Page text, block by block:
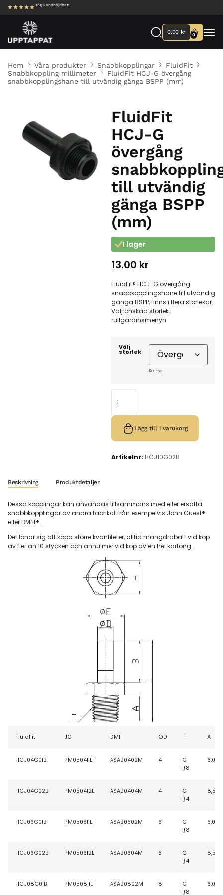
Hög kundnöjdhet!
0.00 kr 0
Hem Våra produkter Snabbkopplingar
FluidFit
Snabbkoppling millimeter
FluidFit HCJ-G övergång
snabbkopplingshane till utvändig gänga BSPP (mm)
FluidFit
HCJ-G
övergång
till utvändig
gänga BSPP
(mm)
I lager
13.00 kr
FluidFit® HCJ-G övergång
snabbkopplingshane till utvändig
gänga BSPP, finns i flera storlekar.
Välj önskad storlek i
rullgardinsmenyn.
Välj
storlek
Rensa
Lägg till i varukorg
Artikelnr: HCJ10G02B
Beskrivning Produktdetaljer
Dessa kopplingar kan användas tillsammans med eller ersätta
snabbkopplingar av andra fabrikat från exempelvis John Guest®
eller DMfit®.
Det lönar sig att köpa större kvantiteter, alltid mängdrabatt vid köp
av fler än 10 stycken och ännu mer vid köp av en hel kartong.
FluidFit JG DMF ØD T A
HCJ04G01B PM050411E ASAB0402M 4
G
1ƒ8
6,0
HCJ04G02B PM050412E ASAB0404M 4
G
1ƒ4
8,5
HCJ06G01B PM050611E ASAB0602M 6
G
1ƒ8
6,0
HCJ06G02B PM050612E ASAB0604M 6
G
1ƒ4
8,5
HCJ08G01B PM050811E ASAB0802M 8
G
1ƒ8
6,0